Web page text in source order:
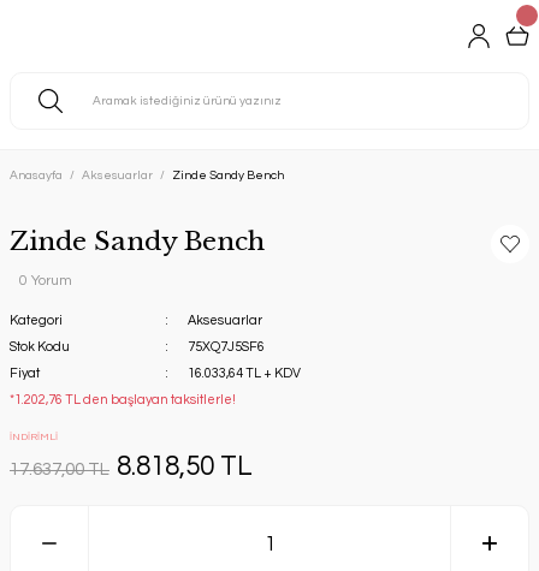
Anasayfa Aksesuarlar Zinde Sandy Bench
Zinde Sandy Bench
0 Yorum
Kategori
Aksesuarlar
Stok Kodu
75XQ7J5SF6
Fiyat
16.033,64 TL + KDV
*1.202,76 TL den başlayan taksitlerle!
İNDİRİMLİ
17.637,00 TL 8.818,50 TL